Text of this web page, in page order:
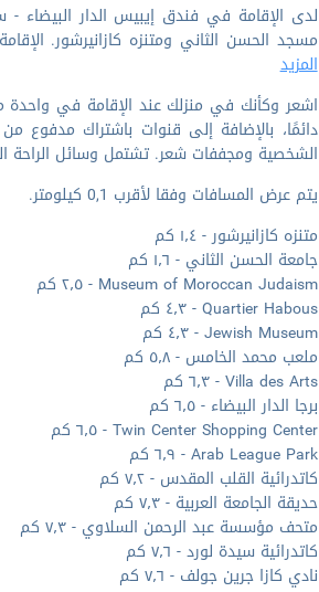
لدى الإقامة في فندق إيبيس الدار
مسجد الحسن الثاني ومتنزه كازانيرشور. الإقامة في هذا الفندق
المزيد
دائمًا، بالإضافة إلى قنوات باشتراك
الشخصية ومجففات شعر. تشتمل وسائل الراحة
يتم عرض المسافات وفقا لأقرب 0,1 كيلومتر.
متنزه كازانيرشور - ١٫٤ كم
جامعة الحسن الثاني - ١٫٦ كم
Museum of Moroccan Judaism - ٢٫٥ كم
Quartier Habous - ٤٫٣ كم
Jewish Museum - ٤٫٣ كم
ملعب محمد الخامس - ٥٫٨ كم
Villa des Arts - ٦٫٣ كم
برجا الدار البيضاء - ٦٫٥ كم
Twin Center Shopping Center - ٦٫٥ كم
Arab League Park - ٦٫٩ كم
كاتدرائية القلب المقدس - ٧٫٢ كم
حديقة الجامعة العربية - ٧٫٣ كم
متحف مؤسسة عبد الرحمن السلاوي - ٧٫٣ كم
كاتدرائية سيدة لورد - ٧٫٦ كم
نادي كازا جرين جولف - ٧٫٦ كم